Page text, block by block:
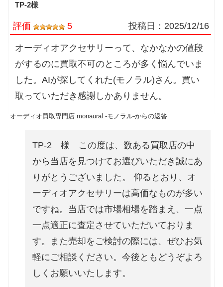
TP-2様
評価 5 投稿日： 2025/12/16
オーディオアクセサリーって、なかなかの値段
がするのに買取不可のところが多く悩んでいま
した。AIが探してくれた(モノラル)さん。買い
取っていただき感謝しかありません。
オーディオ買取専門店 monaural -モノラル-からの返答
TP-2 様 この度は、数ある買取店の中
から当店を見つけてお選びいただき誠にあ
りがとうございました。 仰るとおり、オ
ーディオアクセサリーは高価なものが多い
ですね。当店では市場相場を踏まえ、一点
一点適正に査定させていただいておりま
す。また売却をご検討の際には、ぜひお気
軽にご相談ください。今後ともどうぞよろ
しくお願いいたします。